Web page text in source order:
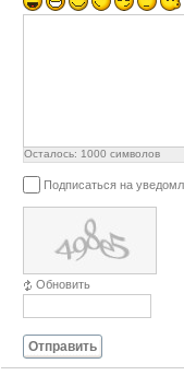
Осталось: 1000 символов
Подписаться на
Обновить
Отправить